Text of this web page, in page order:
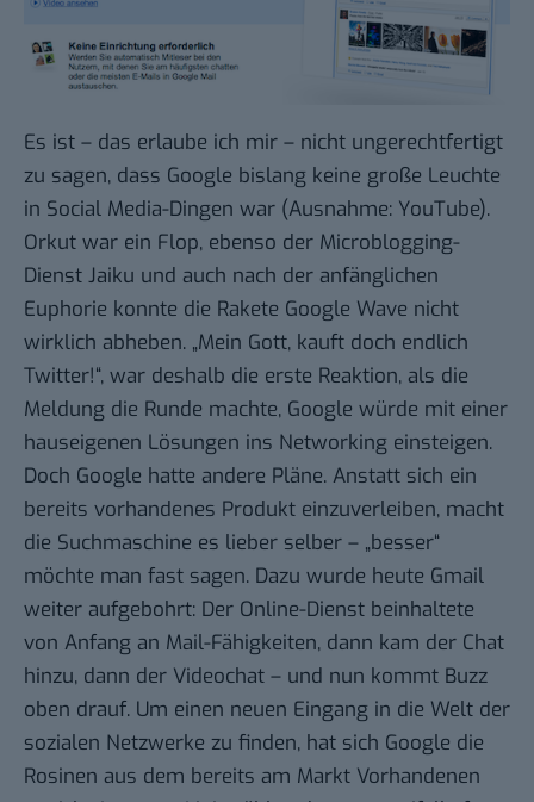
Es ist – das erlaube ich mir – nicht ungerechtfertigt
zu sagen, dass Google bislang keine große Leuchte
in Social Media-Dingen war (Ausnahme: YouTube).
Orkut war ein Flop, ebenso der Microblogging-
Dienst Jaiku und auch nach der anfänglichen
Euphorie konnte die Rakete Google Wave nicht
wirklich abheben. „Mein Gott, kauft doch endlich
Twitter!“, war deshalb die erste Reaktion, als die
Meldung die Runde machte, Google würde mit einer
hauseigenen Lösungen ins Networking einsteigen.
Doch Google hatte andere Pläne. Anstatt sich ein
bereits vorhandenes Produkt einzuverleiben, macht
die Suchmaschine es lieber selber – „besser“
möchte man fast sagen. Dazu wurde heute Gmail
weiter aufgebohrt: Der Online-Dienst beinhaltete
von Anfang an Mail-Fähigkeiten, dann kam der Chat
hinzu, dann der Videochat – und nun kommt Buzz
oben drauf. Um einen neuen Eingang in die Welt der
sozialen Netzwerke zu finden, hat sich Google die
Rosinen aus dem bereits am Markt Vorhandenen